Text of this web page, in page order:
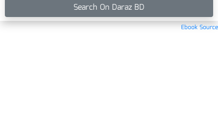
Search On Daraz BD
Ebook Source